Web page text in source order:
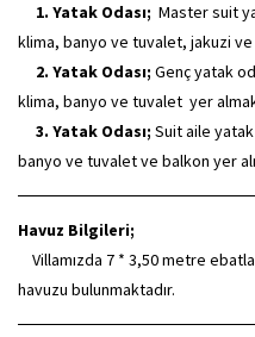
1. Yatak Odası; Master suit
klima, banyo ve tuvalet, jakuzi ve
2. Yatak Odası; Genç yatak
klima, banyo ve tuvalet yer
3. Yatak Odası; Suit aile
banyo ve tuvalet ve balkon yer
Havuz Bilgileri;
Villamızda 7 * 3,50 metre
havuzu bulunmaktadır.